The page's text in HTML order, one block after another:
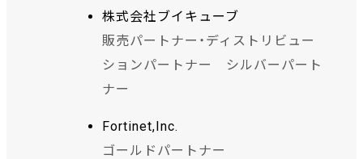
株式会社ブイキューブ
販売パートナー・ディストリビュー
ションパートナー シルバーパート
ナー
Fortinet,Inc.
ゴールドパートナー